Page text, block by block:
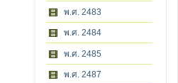
พ.ศ. 2483
พ.ศ. 2484
พ.ศ. 2485
พ.ศ. 2487